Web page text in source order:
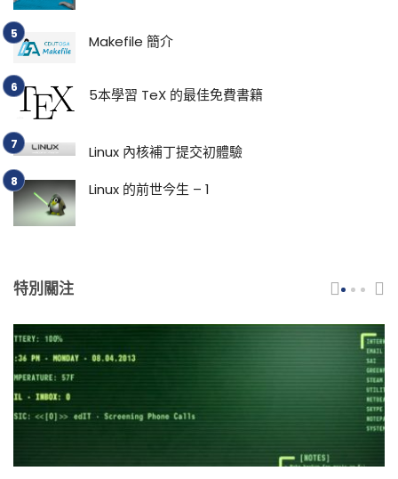
Makefile 簡介
5本學習 TeX 的最佳免費書籍
Linux 內核補丁提交初體驗
Linux 的前世今生 – 1
特別關注